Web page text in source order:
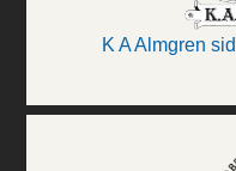
K A Almgren